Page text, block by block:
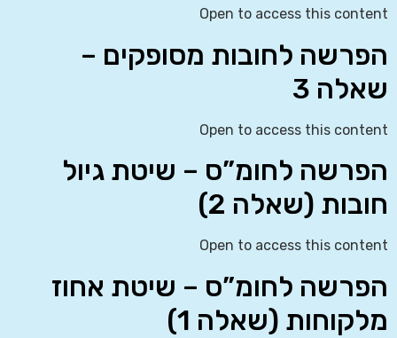
Open to access this content
הפרשה לחובות מסופקים –
שאלה 3
Open to access this content
הפרשה לחומ”ס – שיטת גיול
חובות (שאלה 2)
Open to access this content
הפרשה לחומ”ס – שיטת אחוז
מלקוחות (שאלה 1)